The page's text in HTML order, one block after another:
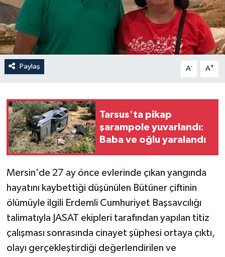
Paylaş A- A+
Tarsus'ta pikap
şarampole yuvarlandı:
Baba ve oğlu yaralandı
Mersin'de 27 ay önce evlerinde çıkan yangında
hayatını kaybettiği düşünülen Bütüner çiftinin
ölümüyle ilgili Erdemli Cumhuriyet Başsavcılığı
talimatıyla JASAT ekipleri tarafından yapılan titiz
çalışması sonrasında cinayet şüphesi ortaya çıktı,
olayı gerçekleştirdiği değerlendirilen ve